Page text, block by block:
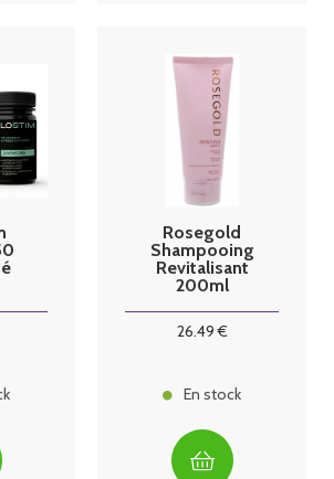
Rosegold
Shampooing
Revitalisant
200ml
26.49€
En stock